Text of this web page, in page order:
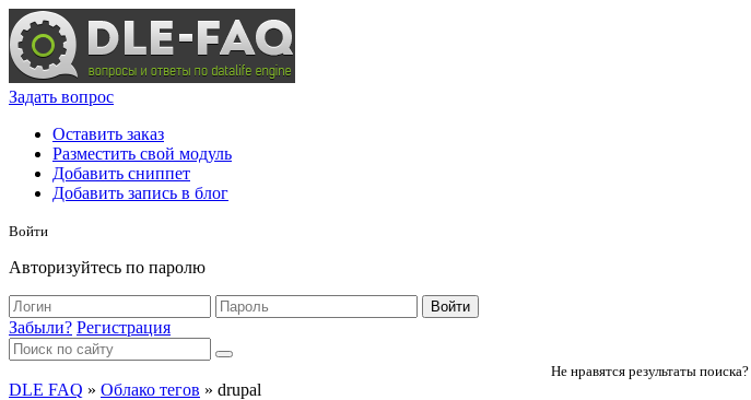
Задать вопрос
Оставить заказ
Разместить свой модуль
Добавить сниппет
Добавить запись в блог
Войти
Авторизуйтесь по паролю
Войти
Забыли? Регистрация
Не нравятся результаты поиска?
DLE FAQ » Облако тегов » drupal